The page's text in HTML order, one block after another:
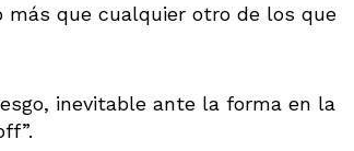
que cualquier otro de los que
inevitable ante la forma en la